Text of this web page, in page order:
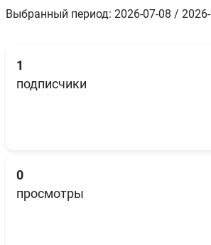
Выбранный период: 2026-07-08 /
1
подписчики
0
просмотры